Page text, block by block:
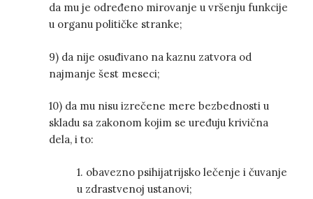
da mu je određeno mirovanje u vršenju funkcije
u organu političke stranke;
9) da nije osuđivano na kaznu zatvora od
najmanje šest meseci;
10) da mu nisu izrečene mere bezbednosti u
skladu sa zakonom kojim se uređuju krivična
dela, i to:
1. obavezno psihijatrijsko lečenje i čuvanje
u zdrastvenoj ustanovi;